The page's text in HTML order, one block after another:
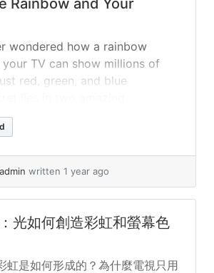
Rainbow and Your
wondered how a rainbow
TV can show millions of
red, green, and blue
colors and primary colors of
how they work together to
Pure Rainbow When sunlight...
admin written 1 year ago
光如何創造彩虹和螢幕色
虹是如何形成的？為什麼電視只用